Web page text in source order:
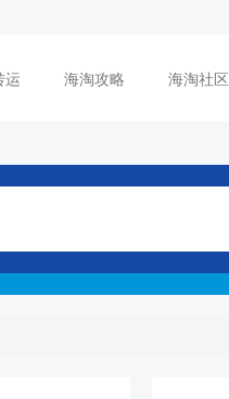
运 海淘攻略 海淘社区